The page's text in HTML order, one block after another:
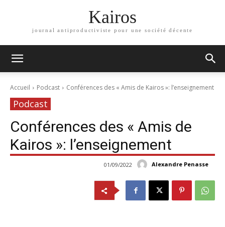
Kairos
journal antiproductiviste pour une société décente
Accueil Podcast Conférences des « Amis de Kairos »: l’enseignement
Podcast
Conférences des « Amis de
Kairos »: l’enseignement
Alexandre Penasse
01/09/2022